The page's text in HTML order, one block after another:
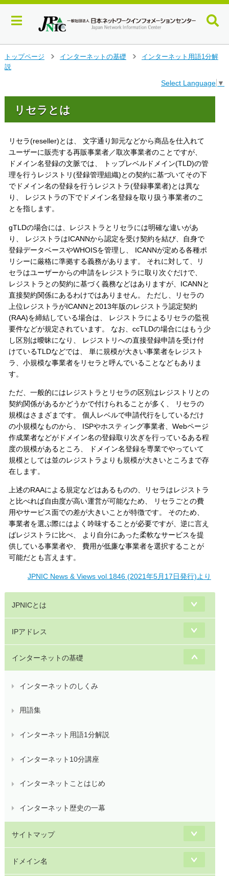
イ
ン
トップページ
インターネットの基礎
インターネット用語1分解
説
Select Language ▼
リセラとは
リセラ(reseller)とは、 文字通り卸元などから商品を仕入れて
ユーザーに販売する再販事業者／取次事業者のことですが、
ドメイン名登録の文脈では、 トップレベルドメイン(TLD)の管
理を行うレジストリ(登録管理組織)との契約に基づいてその下
でドメイン名の登録を行うレジストラ(登録事業者)とは異な
り、 レジストラの下でドメイン名登録を取り扱う事業者のこ
とを指します。
gTLDの場合には、レジストラとリセラには明確な違いがあ
り、 レジストラはICANNから認定を受け契約を結び、自身で
登録データベースやWHOISを管理し、 ICANNが定める各種ポ
リシーに厳格に準拠する義務があります。 それに対して、リ
セラはユーザーからの申請をレジストラに取り次ぐだけで、
レジストラとの契約に基づく義務などはありますが、ICANNと
直接契約関係にあるわけではありません。 ただし、リセラの
上位レジストラがICANNと2013年版のレジストラ認定契約
(RAA)を締結している場合は、 レジストラによるリセラの監視
要件などが規定されています。 なお、ccTLDの場合にはもう少
し区別は曖昧になり、 レジストリへの直接登録申請を受け付
けているTLDなどでは、 単に規模が大きい事業者をレジスト
ラ、小規模な事業者をリセラと呼んでいることなどもありま
す。
ただ、一般的にはレジストラとリセラの区別はレジストリとの
契約関係があるかどうかで付けられることが多く、 リセラの
規模はさまざまです。 個人レベルで申請代行をしているだけ
の小規模なものから、 ISPやホスティング事業者、Webページ
作成業者などがドメイン名の登録取り次ぎを行っているある程
度の規模があるところ、 ドメイン名登録を専業でやっていて
規模としては並のレジストラよりも規模が大きいところまで存
在します。
上述のRAAによる規定などはあるものの、リセラはレジストラ
と比べれば自由度が高い運営が可能なため、 リセラごとの費
用やサービス面での差が大きいことが特徴です。 そのため、
事業者を選ぶ際にはよく吟味することが必要ですが、逆に言え
ばレジストラに比べ、 より自分にあった柔軟なサービスを提
供している事業者や、 費用が低廉な事業者を選択することが
可能だとも言えます。
JPNIC News & Views vol.1846 (2021年5月17日発行)より
JPNICとは
IPアドレス
インターネットの基礎
インターネットのしくみ
用語集
インターネット用語1分解説
インターネット10分講座
インターネットことはじめ
インターネット歴史の一幕
サイトマップ
ドメイン名